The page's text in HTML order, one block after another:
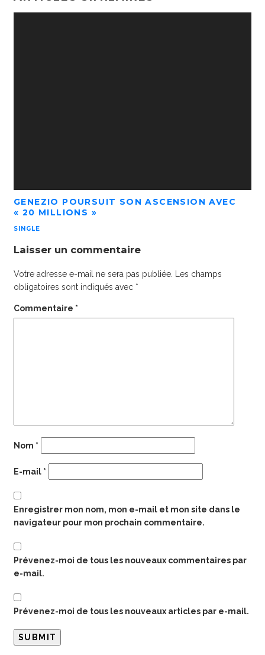
GENEZIO POURSUIT SON ASCENSION AVEC
« 20 MILLIONS »
SINGLE
Laisser un commentaire
Votre adresse e-mail ne sera pas publiée. Les champs
obligatoires sont indiqués avec *
Commentaire *
Nom *
E-mail *
Enregistrer mon nom, mon e-mail et mon site dans le
navigateur pour mon prochain commentaire.
Prévenez-moi de tous les nouveaux commentaires par
e-mail.
Prévenez-moi de tous les nouveaux articles par e-mail.